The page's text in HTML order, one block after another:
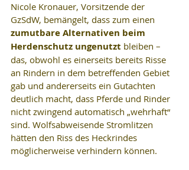
Nicole Kronauer, Vorsitzende der
GzSdW, bemängelt, dass zum einen
zumutbare Alternativen beim
Herdenschutz ungenutzt bleiben –
das, obwohl es einerseits bereits Risse
an Rindern in dem betreffenden Gebiet
gab und andererseits ein Gutachten
deutlich macht, dass Pferde und Rinder
nicht zwingend automatisch „wehrhaft“
sind. Wolfsabweisende Stromlitzen
hätten den Riss des Heckrindes
möglicherweise verhindern können.